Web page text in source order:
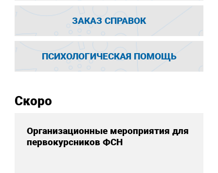
ЗАКАЗ СПРАВОК
ПСИХОЛОГИЧЕСКАЯ ПОМОЩЬ
Скоро
Организационные мероприятия для
первокурсников ФСН